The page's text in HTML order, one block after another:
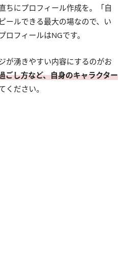
ちにプロフィール作成を。「自
ールできる最大の場なので、い
フィールはNGです。
が湧きやすい内容にするのがお
ごし方など、自身のキャラクター
ください。